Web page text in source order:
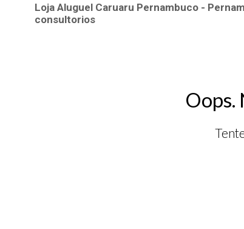
Loja Aluguel Caruaru Pernambuco -
consultorios
Oops.